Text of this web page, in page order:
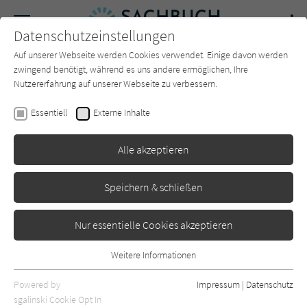
SUCHE Forum Charts Newsletter
Edward Brooke-Hitching
Erschienen: September 2025
Datenschutzeinstellungen
Auf unserer Webseite werden Cookies verwendet. Einige davon werden
zwingend benötigt, während es uns andere ermöglichen, Ihre
Nutzererfahrung auf unserer Webseite zu verbessern.
Essentiell Externe Inhalte
Alle akzeptieren
Speichern & schließen
Nur essentielle Cookies akzeptieren
Essentielle Cookies werden für grundlegende Funktionen der
Webseite benötigt. Dadurch ist gewährleistet, dass die Webseite
Weitere Informationen
Powered by
sgalinski Cookie Opt In
Impressum | Datenschutz